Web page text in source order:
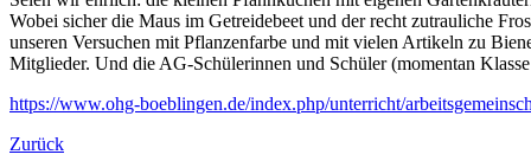
Wobei sicher die Maus im Getreidebeet und der recht zutrauliche
unseren Versuchen mit Pflanzenfarbe und mit vielen Artikeln zu
Mitglieder. Und die AG-Schülerinnen und Schüler (momentan
https://www.ohg-boeblingen.de/index.php/unterricht/
Zurück